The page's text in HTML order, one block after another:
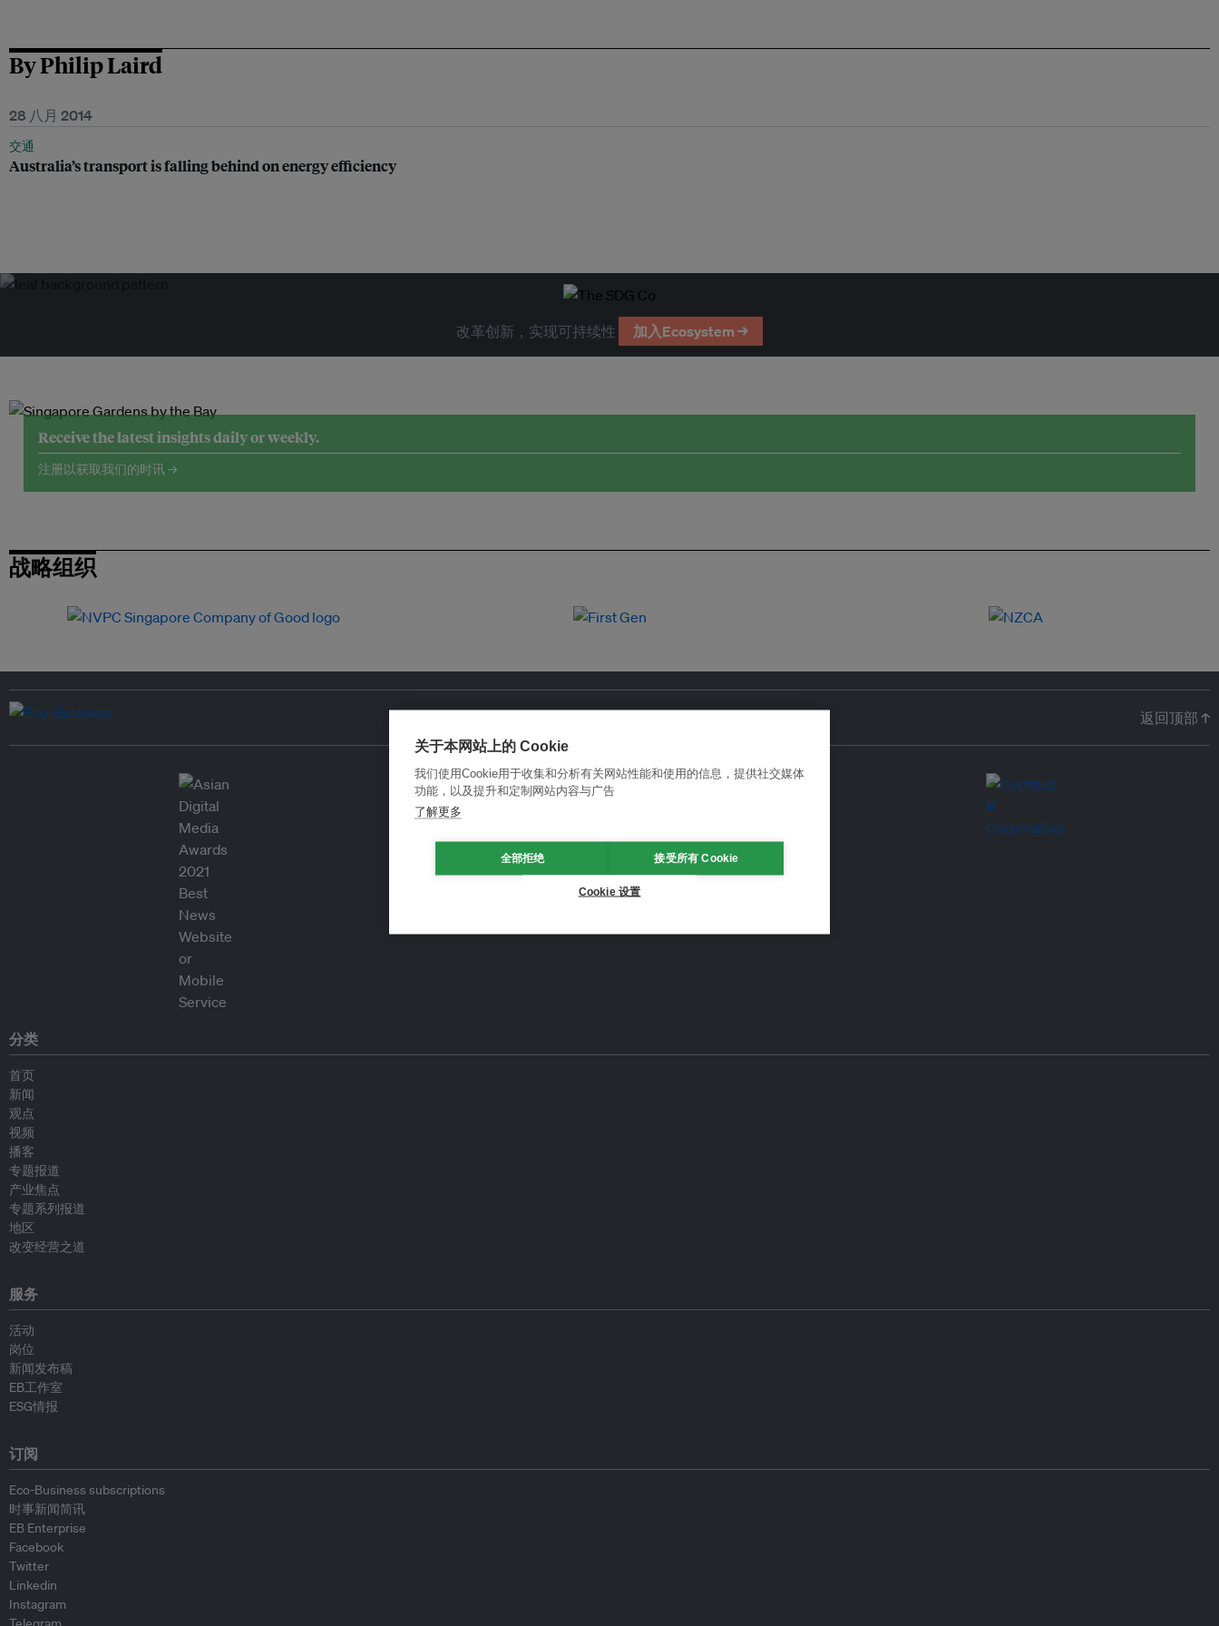
By Philip Laird
28 八月 2014
交通
Australia’s transport is falling behind on energy efficiency
改革创新，实现可持续性 加入Ecosystem →
Receive the latest insights daily or weekly.
注册以获取我们的时讯 →
战略组织
返回顶部 ↑
分类
首页
新闻
观点
视频
播客
专题报道
产业焦点
专题系列报道
地区
改变经营之道
服务
活动
岗位
新闻发布稿
EB工作室
ESG情报
订阅
Eco-Business subscriptions
时事新闻简讯
EB Enterprise
Facebook
Twitter
Linkedin
Instagram
关于本网站上的 Cookie
我们使用Cookie用于收集和分析有关网站性能和使用的信息，提供社交媒体
功能，以及提升和定制网站内容与广告
了解更多
全部拒绝 接受所有 Cookie
Cookie 设置